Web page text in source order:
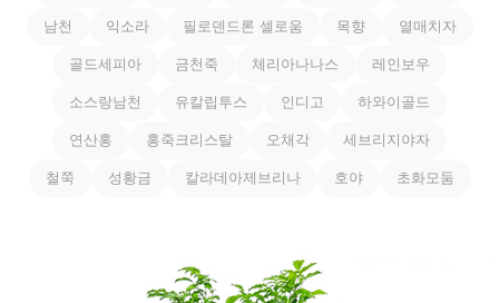
남천 익소라 필로덴드론 셀로움 목향 열매치자
골드세피아 금천죽 체리아나나스 레인보우
소스랑남천 유칼립투스 인디고 하와이골드
연산홍 홍죽크리스탈 오채각 세브리지야자
철쭉 성황금 칼라데아제브리나 호야 초화모둠